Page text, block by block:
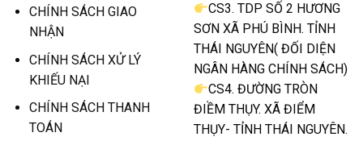
CHÍNH SÁCH GIAO
NHẬN
CHÍNH SÁCH XỬ LÝ
KHIẾU NẠI
CHÍNH SÁCH THANH
TOÁN
CS3. TDP SỐ 2 HƯƠNG
SƠN XÃ PHÚ BÌNH. TỈNH
THÁI NGUYÊN( ĐỐI DIỆN
NGÂN HÀNG CHÍNH SÁCH)
CS4. ĐƯỜNG TRÒN
ĐIỀM THỤY. XÃ ĐIỂM
THỤY- TỈNH THÁI NGUYÊN.